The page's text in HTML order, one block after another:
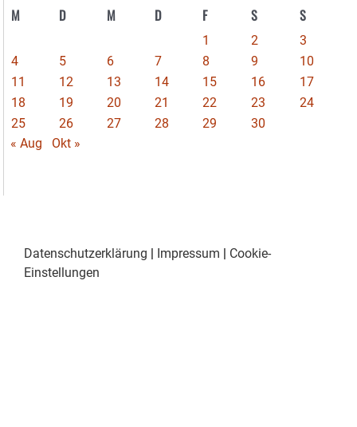
M D M D F S S
1 2
3
4
5 6 7 8 9
10
11
12 13 14 15 16
17
18
19 20 21 22 23
24
25
26 27 28 29
30
« Aug
Okt »
Datenschutzerklärung Impressum
Cookie-
Einstellungen